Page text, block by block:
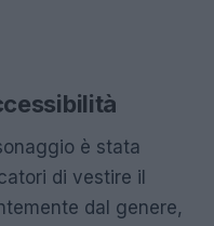
è stata
di vestire il
dal genere,